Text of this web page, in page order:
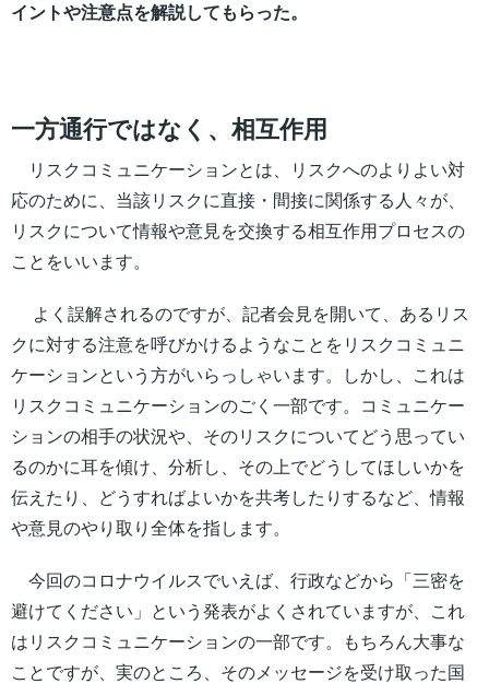
イントや注意点を解説してもらった。
一方通行ではなく、相互作用
リスクコミュニケーションとは、リスクへのよりよい対
応のために、当該リスクに直接・間接に関係する人々が、
リスクについて情報や意見を交換する相互作用プロセスの
ことをいいます。
よく誤解されるのですが、記者会見を開いて、あるリス
クに対する注意を呼びかけるようなことをリスクコミュニ
ケーションという方がいらっしゃいます。しかし、これは
リスクコミュニケーションのごく一部です。コミュニケー
ションの相手の状況や、そのリスクについてどう思ってい
るのかに耳を傾け、分析し、その上でどうしてほしいかを
伝えたり、どうすればよいかを共考したりするなど、情報
や意見のやり取り全体を指します。
今回のコロナウイルスでいえば、行政などから「三密を
避けてください」という発表がよくされていますが、これ
はリスクコミュニケーションの一部です。もちろん大事な
ことですが、実のところ、そのメッセージを受け取った国